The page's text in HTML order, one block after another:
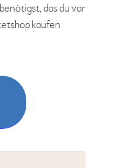
das du vor
kaufen